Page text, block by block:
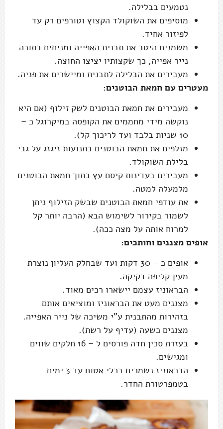
נטמעים בבלילה.
מוסיפים את השוקולד הקצוץ וטורפים רק עד
לפיזור אחיד.
משמנים היטב את תבנית האפייה ומניחים בתוכה
נייר אפייה, כך שקצותיו יציצו החוצה.
מעבירים את הבלילה לתבנית ומיישרים את פניה.
מעטרים עם חמאת הבוטנים:
מעבירים את חמאת הבוטנים לשק זילוף (אם היא
נוקשה מידי מחממים את הקופסה במיקרוגל כ –
10 שניות בלבד ועד לריכוך קל).
מזלפים את חמאת הבוטנים בתנועות זיגזג על גבי
בלילת השוקולד.
מעבירים בעדינות קיסם עץ בתוך חמאת הבוטנים
מלמעלה למטה.
את עודפי חמאת הבוטנים שבשק הזילוף ניתן
לשמור בקירור לשימוש הבא (הרבה יותר קל
למרוח אותה על מצה ככה).
אופים מצננים וחותכים:
אופים כ – 30 דקות ועד שבחלק העליון נוצרת
מעין קליפה דקיקה.
הבראוניז עצמם יישארו רכים מאוד.
מצננים מעט את הבראוניז ומוציאים אותם
בזהירות מהתבנית ע"י משיכה של נייר האפייה.
מצננים כשעה (עדיף על רשת).
בעזרת סכין חדה פורסים ל – 16 חלקים שווים
ומגישים.
הבראוניז נשמרים בכלי אטום עד 3 ימים
בטמפרטורת החדר.